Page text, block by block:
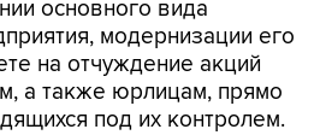
основного вида
модернизации его
на отчуждение акций
а также юрлицам, прямо
под их контролем.